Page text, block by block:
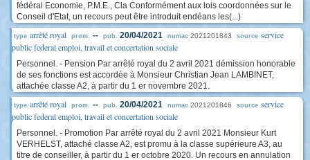
fédéral Economie, P.M.E., Cla Conformément aux lois coordonnées sur le
Conseil d'Etat, un recours peut être introduit endéans les(...)
type arrêté royal prom. -- pub. 20/04/2021 numac 2021201843 source service
public federal emploi, travail et concertation sociale
Personnel. - Pension Par arrêté royal du 2 avril 2021 démission honorable
de ses fonctions est accordée à Monsieur Christian Jean LAMBINET,
attachée classe A2, à partir du 1 er novembre 2021.
type arrêté royal prom. -- pub. 20/04/2021 numac 2021201846 source service
public federal emploi, travail et concertation sociale
Personnel. - Promotion Par arrêté royal du 2 avril 2021 Monsieur Kurt
VERHELST, attaché classe A2, est promu à la classe supérieure A3, au
titre de conseiller, à partir du 1 er octobre 2020. Un recours en annulation